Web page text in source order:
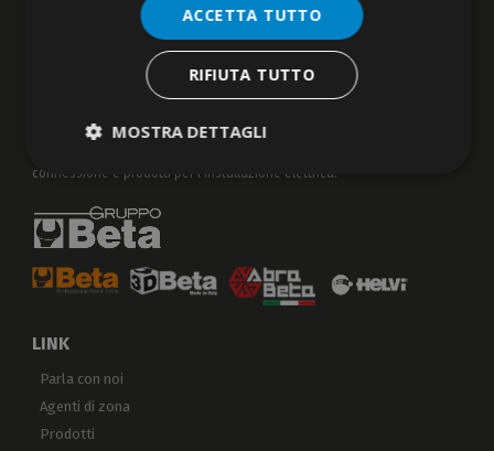
connessione e prodotti per l’installazione elettrica.
LINK
Parla con noi
Agenti di zona
Prodotti
ACCETTA TUTTO
RIFIUTA TUTTO
MOSTRA DETTAGLI